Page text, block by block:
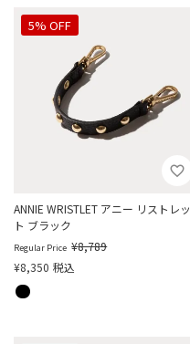
ANNIE WRISTLET アニー リストレッ
ト ブラック
5% OFF
Regular Price ¥8,789
¥8,350 税込